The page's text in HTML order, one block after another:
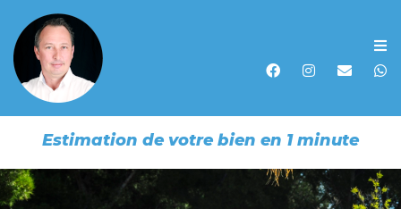
Acheter
Vendre
Estimation de votre bien en 1 minute